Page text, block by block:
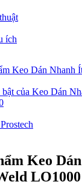
ích
Keo Dán Nhanh
của Keo Dán
Keo
LO1000